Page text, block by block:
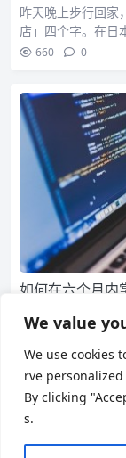
We value
We use cookies
rve
By clicking
s.
昨天晚上步行回家
店」四个字。在日
660 0
如何在六个月内
这两天突然刷到一
六个月内学会任
815 0